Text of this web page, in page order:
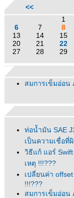
<<
1
6
7 8
13
14 15
20
21 22
27
28 29
สมการเข็มอ่อน
ท่อน้ำมัน SAE
เป็นความเชื่อที่
วิธีแก้ แอร์
เหตุ !!!???
เปลี่ยนค่า
!!!???
สมการเข็มอ่อน